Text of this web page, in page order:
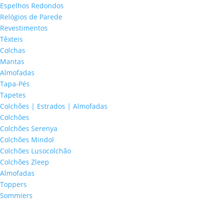
Espelhos Redondos
Relógios de Parede
Revestimentos
Têxteis
Colchas
Mantas
Almofadas
Tapa-Pés
Tapetes
Colchões | Estrados | Almofadas
Colchões
Colchões Serenya
Colchões Mindol
Colchões Lusocolchão
Colchões Zleep
Almofadas
Toppers
Sommiers